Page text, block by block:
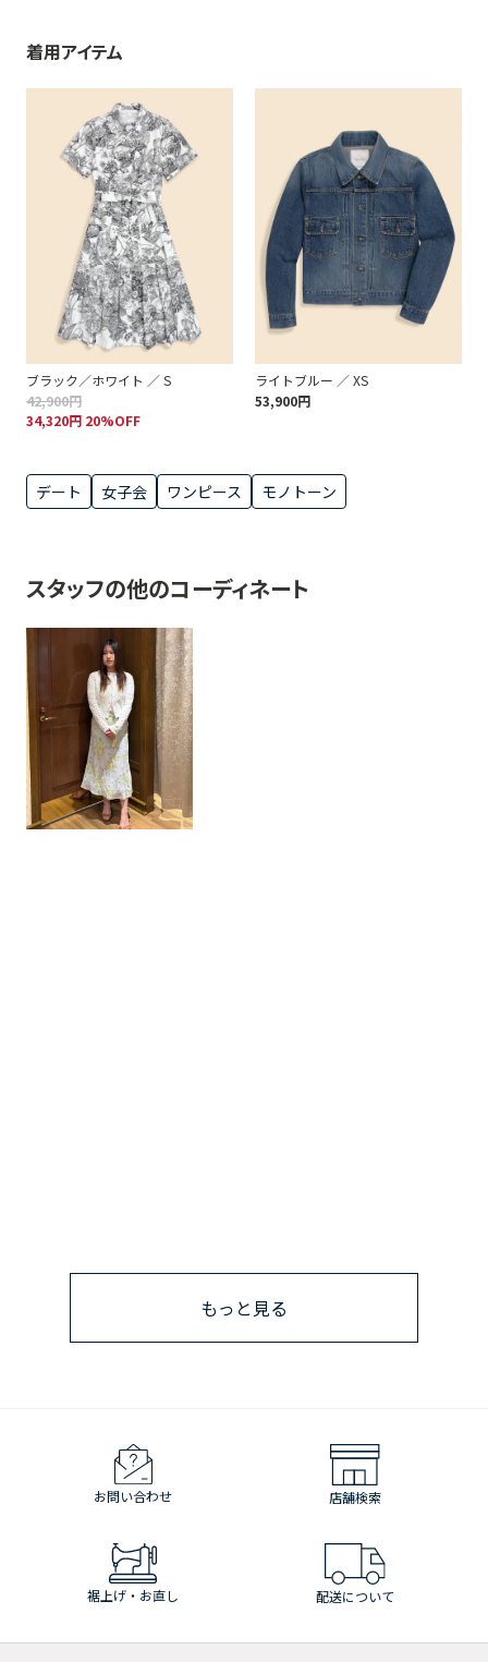
着用アイテム
ブラック／ホワイト ／ S
42,900円
34,320円 20%OFF
ライトブルー ／ XS
53,900円
デート 女子会 ワンピース モノトーン
スタッフの他のコーディネート
もっと見る
お問い合わせ 店舗検索
裾上げ・お直し 配送について